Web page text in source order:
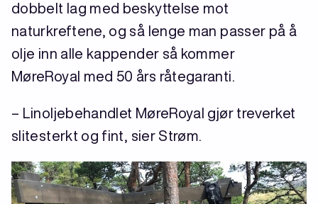
dobbelt lag med beskyttelse mot
naturkreftene, og så lenge man passer på å
olje inn alle kappender så kommer
MøreRoyal med 50 års råtegaranti.
– Linoljebehandlet MøreRoyal gjør treverket
slitesterkt og fint, sier Strøm.